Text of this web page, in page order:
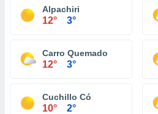
Alpachiri
12° 3°
Carro Quemado
12° 3°
Cuchillo Có
10° 2°